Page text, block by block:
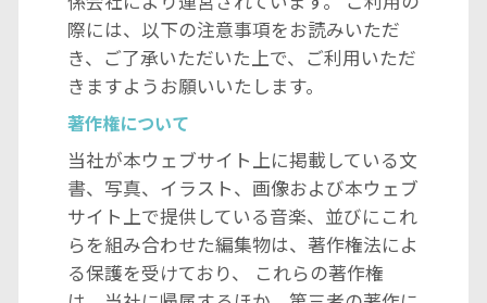
際には、以下の注意事項をお読みいただ
き、ご了承いただいた上で、ご利用いただ
きますようお願いいたします。
著作権について
当社が本ウェブサイト上に掲載している文
書、写真、イラスト、画像および本ウェブ
サイト上で提供している音楽、並びにこれ
らを組み合わせた編集物は、著作権法によ
る保護を受けており、 これらの著作権